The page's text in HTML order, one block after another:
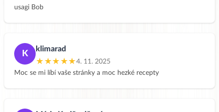
usagi Bob
K
klimarad
★★★★★4. 11. 2025
Moc se mi líbí vaše stránky a moc hezké recepty